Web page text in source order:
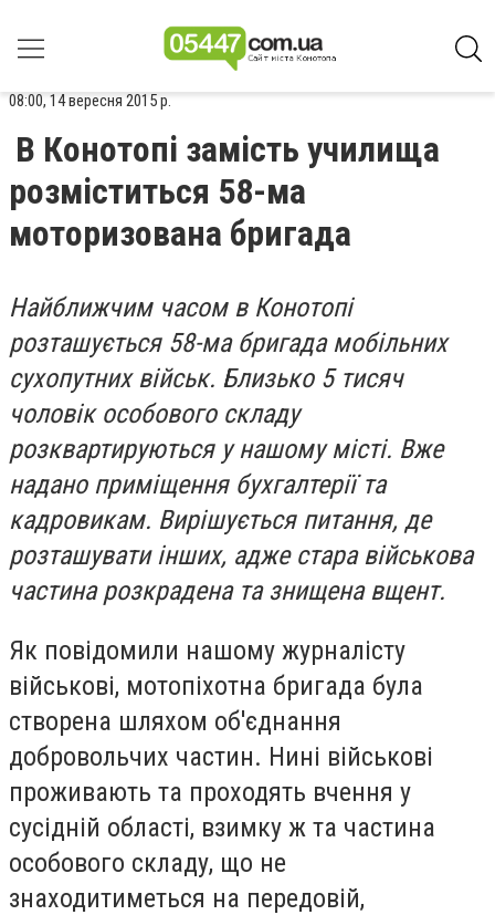
08:00, 14 вересня 2015 р.
В Конотопі замість училища
розміститься 58-ма
моторизована бригада
Найближчим часом в Конотопі
розташується 58-ма бригада мобільних
сухопутних військ. Близько 5 тисяч
чоловік особового складу
розквартируються у нашому місті. Вже
надано приміщення бухгалтерії та
кадровикам. Вирішується питання, де
розташувати інших, адже стара військова
частина розкрадена та знищена вщент.
Як повідомили нашому журналісту
військові, мотопіхотна бригада була
створена шляхом об'єднання
добровольчих частин. Нині військові
проживають та проходять вчення у
сусідній області, взимку ж та частина
особового складу, що не
знаходитиметься на передовій,